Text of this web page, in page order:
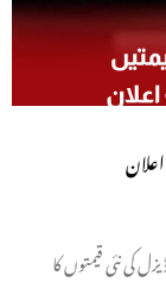
کی نئی قیمتوں کا